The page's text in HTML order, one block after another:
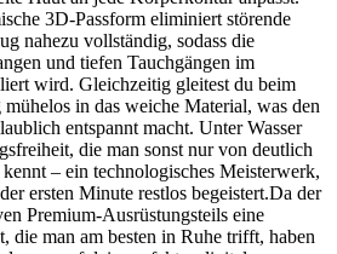
3D-Passform eliminiert störende
nahezu vollständig, sodass die
und tiefen Tauchgängen im
wird. Gleichzeitig gleitest du beim
in das weiche Material, was den
entspannt macht. Unter Wasser
die man sonst nur von deutlich
– ein technologisches Meisterwerk,
ersten Minute restlos begeistert.Da der
Premium-Ausrüstungsteils eine
die man am besten in Ruhe trifft, haben